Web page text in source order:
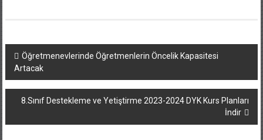
Yazı
dolaşımı
Öğretmenevlerinde Öğretmenlerin Öncelik Kapasitesi
Artacak
8.Sınıf Destekleme ve Yetiştirme 2023-2024 DYK Kurs Planları
İndir